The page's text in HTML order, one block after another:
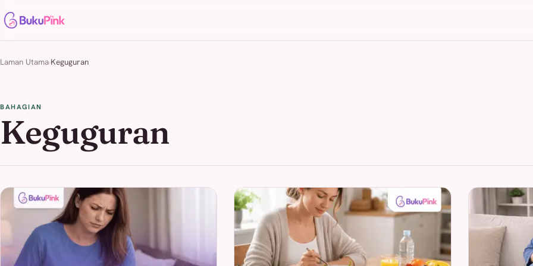
Laman Utama Keguguran
BAHAGIAN
Keguguran